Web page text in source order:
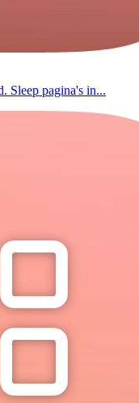
Sleep pagina's in...